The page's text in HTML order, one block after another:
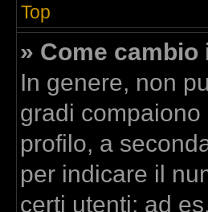
Top
» Come
In genere, non
gradi
profilo, a
per indicare il
certi utenti; ad